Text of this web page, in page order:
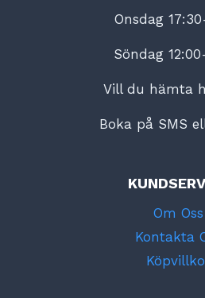
Onsdag
Söndag
Vill du hämta
Boka på SMS
Om Oss
Kontakta